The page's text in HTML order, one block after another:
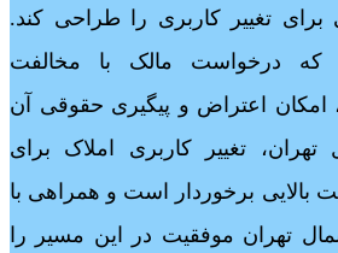
برای تغییر کاربری را طراحی کند.
که درخواست مالک با مخالفت
امکان اعتراض و پیگیری حقوقی آن
تغییر کاربری املاک برای
بالایی برخوردار است و همراهی با
تهران موفقیت در این مسیر را